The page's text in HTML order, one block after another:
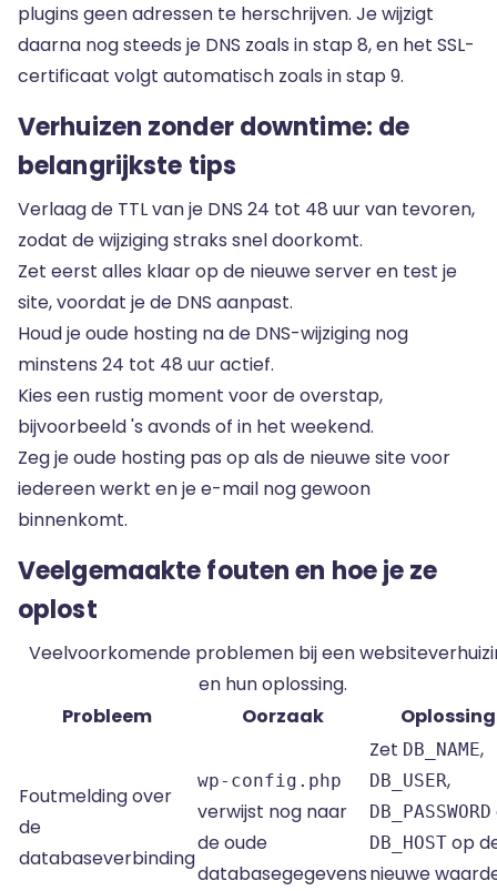
plugins geen adressen te herschrijven. Je wijzigt
daarna nog steeds je DNS zoals in stap 8, en het SSL-
certificaat volgt automatisch zoals in stap 9.
Verhuizen zonder downtime: de
belangrijkste tips
Verlaag de TTL van je DNS 24 tot 48 uur van tevoren,
zodat de wijziging straks snel doorkomt.
Zet eerst alles klaar op de nieuwe server en test je
site, voordat je de DNS aanpast.
Houd je oude hosting na de DNS-wijziging nog
minstens 24 tot 48 uur actief.
Kies een rustig moment voor de overstap,
bijvoorbeeld 's avonds of in het weekend.
Zeg je oude hosting pas op als de nieuwe site voor
iedereen werkt en je e-mail nog gewoon
binnenkomt.
Veelgemaakte fouten en hoe je ze
oplost
Veelvoorkomende problemen bij een
en hun oplossing.
Probleem
Oorzaak Oplossing
Foutmelding over
de
databaseverbinding
wp-config.php
verwijst nog naar
de oude
databasegegevens
Zet DB_NAME,
DB_USER,
DB_PASSWORD
DB_HOST op
nieuwe